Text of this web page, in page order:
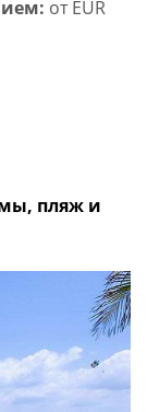
от EUR
пляж и